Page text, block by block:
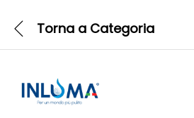
Torna a Categoria